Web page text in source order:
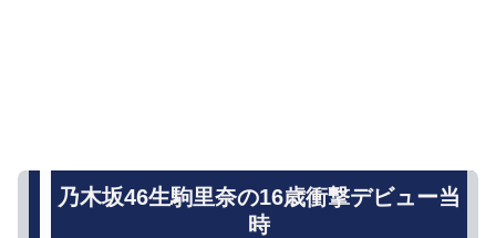
乃木坂46生駒里奈の16歳衝撃デビュー当
時